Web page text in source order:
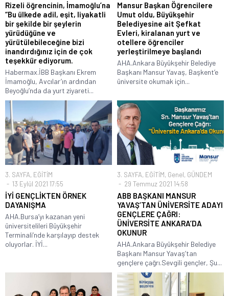
Rizeli öğrencinin, İmamoğlu’na
“Bu ülkede adil, eşit, liyakatli
bir şekilde bir şeylerin
yürüdüğüne ve
yürütülebileceğine bizi
inandırdığınız için de çok
teşekkür ediyorum.
Habermax.İBB Başkanı Ekrem
İmamoğlu, Avcılar’ın ardından
Beyoğlu’nda da yurt ziyareti...
Mansur Başkan Öğrencilere
Umut oldu, Büyükşehir
Belediyesine ait Şefkat
Evleri, kiralanan yurt ve
otellere öğrenciler
yerleştirilmeye başlandı
AHA.Ankara Büyükşehir Belediye
Başkanı Mansur Yavaş, Başkent’e
üniversite okumak için...
3. SAYFA, EĞİTİM
13 Eylül 2021 17:55
İYİ GENÇLİKTEN ÖRNEK
DAYANIŞMA
AHA.Bursa’yı kazanan yeni
üniversitelileri Büyükşehir
Terminali’nde karşılayıp destek
oluyorlar. İYİ...
3. SAYFA, EĞİTİM, Genel, GÜNDEM
29 Temmuz 2021 14:58
ABB BAŞKANI MANSUR
YAVAŞ’TAN ÜNİVERSİTE ADAYI
GENÇLERE ÇAĞRI:
ÜNİVERSİTE ANKARA’DA
OKUNUR
AHA.Ankara Büyükşehir Belediye
Başkanı Mansur Yavaş’tan
gençlere çağrı.Sevgili gençler, Şu...